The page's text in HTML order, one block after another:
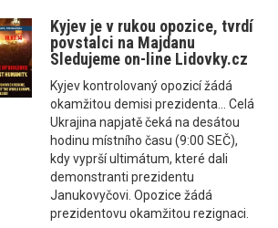
Kyjev je v rukou opozice, tvrdí
povstalci na Majdanu
Sledujeme on-line Lidovky.cz
Kyjev kontrolovaný opozicí žádá
okamžitou demisi prezidenta... Celá
Ukrajina napjatě čeká na desátou
hodinu místního času (9:00 SEČ),
kdy vyprší ultimátum, které dali
demonstranti prezidentu
Janukovyčovi. Opozice žádá
prezidentovu okamžitou rezignaci.